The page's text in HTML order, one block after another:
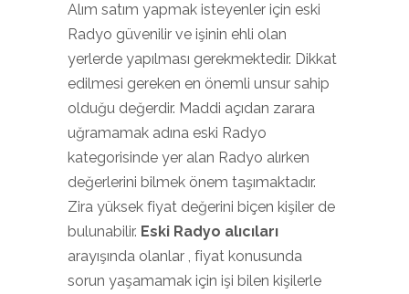
Alım satım yapmak isteyenler için eski
Radyo güvenilir ve işinin ehli olan
yerlerde yapılması gerekmektedir. Dikkat
edilmesi gereken en önemli unsur sahip
olduğu değerdir. Maddi açıdan zarara
uğramamak adına eski Radyo
kategorisinde yer alan Radyo alırken
değerlerini bilmek önem taşımaktadır.
Zira yüksek fiyat değerini biçen kişiler de
bulunabilir. Eski Radyo alıcıları
arayışında olanlar , fiyat konusunda
sorun yaşamamak için işi bilen kişilerle